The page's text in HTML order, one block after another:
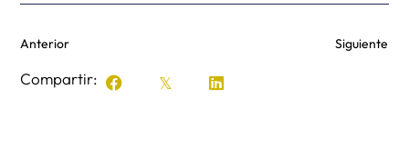
Anterior Siguiente
Compartir: